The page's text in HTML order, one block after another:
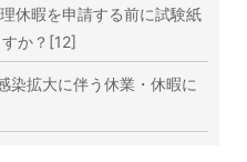
休暇を申請する前に試験紙
か？[12]
染拡大に伴う休業・休暇に